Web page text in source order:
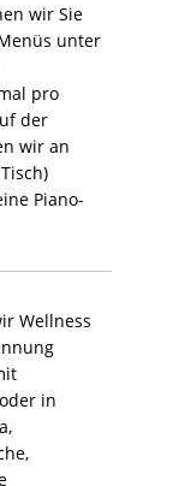
wir Sie
unter
pro
der
wir an
Piano-
Wellness
in